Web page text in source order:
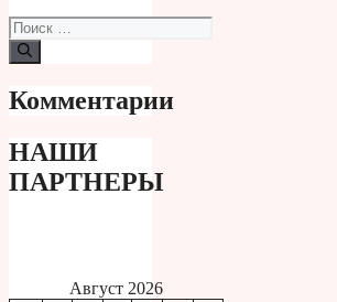
Поиск:
Комментарии
НАШИ
ПАРТНЕРЫ
Август 2026